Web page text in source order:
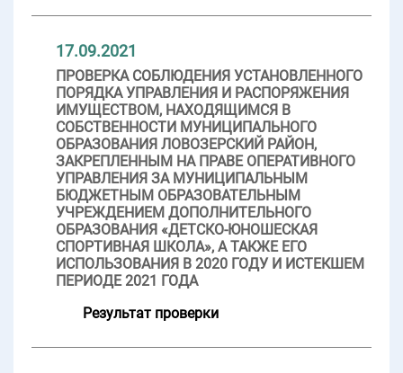
17.09.2021
ПРОВЕРКА СОБЛЮДЕНИЯ УСТАНОВЛЕННОГО
ПОРЯДКА УПРАВЛЕНИЯ И РАСПОРЯЖЕНИЯ
ИМУЩЕСТВОМ, НАХОДЯЩИМСЯ В
СОБСТВЕННОСТИ МУНИЦИПАЛЬНОГО
ОБРАЗОВАНИЯ ЛОВОЗЕРСКИЙ РАЙОН,
ЗАКРЕПЛЕННЫМ НА ПРАВЕ ОПЕРАТИВНОГО
УПРАВЛЕНИЯ ЗА МУНИЦИПАЛЬНЫМ
БЮДЖЕТНЫМ ОБРАЗОВАТЕЛЬНЫМ
УЧРЕЖДЕНИЕМ ДОПОЛНИТЕЛЬНОГО
ОБРАЗОВАНИЯ «ДЕТСКО-ЮНОШЕСКАЯ
СПОРТИВНАЯ ШКОЛА», А ТАКЖЕ ЕГО
ИСПОЛЬЗОВАНИЯ В 2020 ГОДУ И ИСТЕКШЕМ
ПЕРИОДЕ 2021 ГОДА
Результат проверки